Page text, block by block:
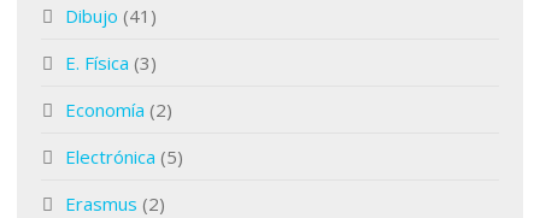
Dibujo (41)
E. Física (3)
Economía (2)
Electrónica (5)
Erasmus (2)